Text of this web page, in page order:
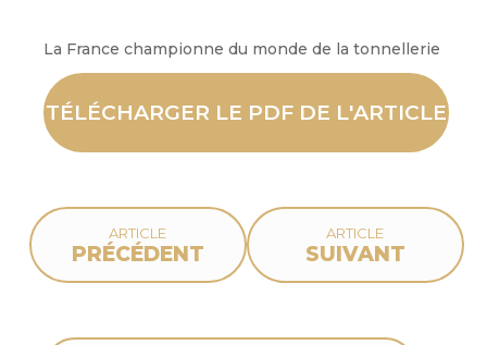
La France championne du monde de la tonnellerie
TÉLÉCHARGER LE PDF DE L'ARTICLE
ARTICLE
PRÉCÉDENT
ARTICLE
SUIVANT